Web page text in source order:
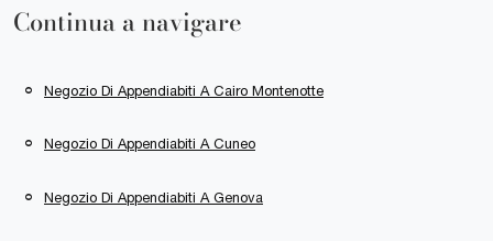
Continua a navigare
Negozio Di Appendiabiti A Cairo Montenotte
Negozio Di Appendiabiti A Cuneo
Negozio Di Appendiabiti A Genova